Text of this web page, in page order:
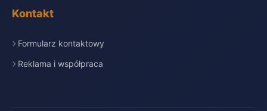
Kontakt
Formularz kontaktowy
Reklama i współpraca